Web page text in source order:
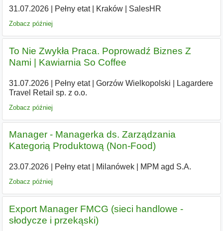
31.07.2026| Pełny etat| Kraków| SalesHR
Zobacz później
To Nie Zwykła Praca. Poprowadź Biznes Z
Nami | Kawiarnia So Coffee
31.07.2026| Pełny etat| Gorzów Wielkopolski
Lagardere
Travel Retail sp. z o.o.
Zobacz później
Manager - Managerka ds. Zarządzania
Kategorią Produktową (Non-Food)
23.07.2026| Pełny etat| Milanówek| MPM agd S.A.
Zobacz później
Export Manager FMCG (sieci handlowe -
słodycze i przekąski)